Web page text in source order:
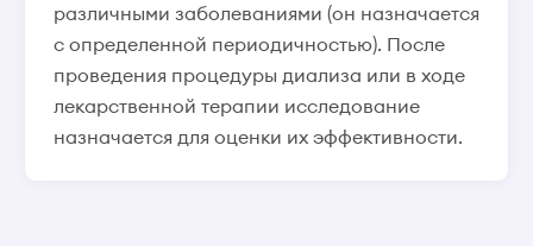
различными заболеваниями (он назначается
с определенной периодичностью). После
проведения процедуры диализа или в ходе
лекарственной терапии исследование
назначается для оценки их эффективности.